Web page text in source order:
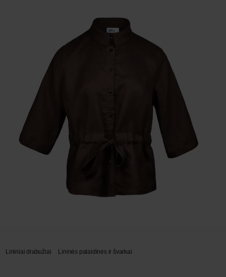
Lininiai drabužiai Lininės palaidinės ir švarkai